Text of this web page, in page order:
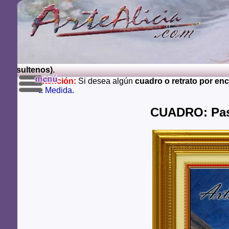
Atención: Si desea algún cuadro o retrato por
a Medida.
CUADRO: